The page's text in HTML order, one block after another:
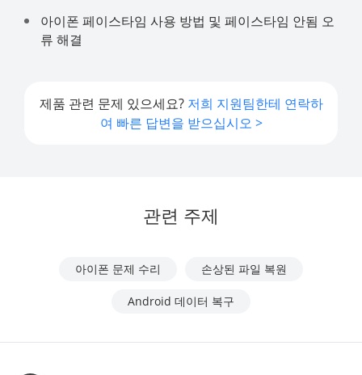
아이폰 페이스타임 사용 방법 및 페이스타임 안됨 오
류 해결
제품 관련 문제 있으세요? 저희 지원팀한테 연락하
여 빠른 답변을 받으십시오 >
관련 주제
아이폰 문제 수리 손상된 파일 복원
Android 데이터 복구